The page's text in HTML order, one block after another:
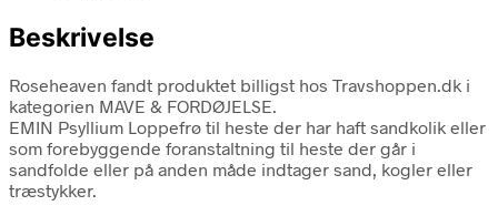
Beskrivelse
Roseheaven fandt produktet billigst hos Travshoppen.dk i
kategorien MAVE & FORDØJELSE.
EMIN Psyllium Loppefrø til heste der har haft sandkolik eller
som forebyggende foranstaltning til heste der går i
sandfolde eller på anden måde indtager sand, kogler eller
træstykker.